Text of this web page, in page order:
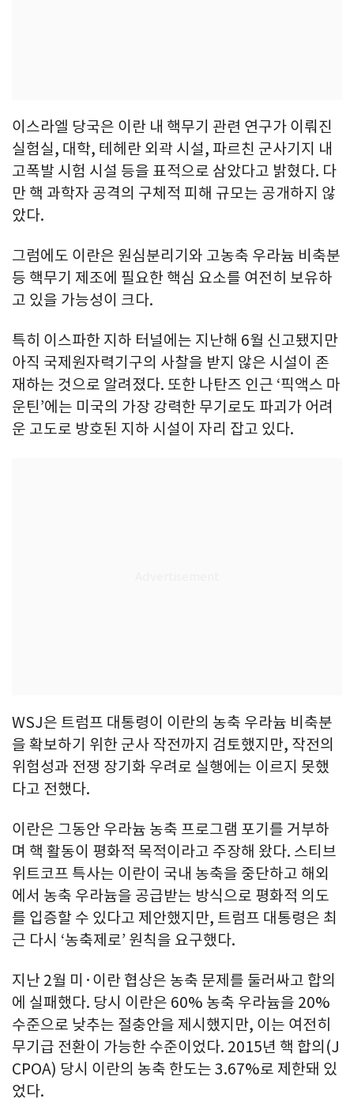
이스라엘 당국은 이란 내 핵무기 관련 연구가 이뤄진
실험실, 대학, 테헤란 외곽 시설, 파르친 군사기지 내
고폭발 시험 시설 등을 표적으로 삼았다고 밝혔다. 다
만 핵 과학자 공격의 구체적 피해 규모는 공개하지 않
았다.
그럼에도 이란은 원심분리기와 고농축 우라늄 비축분
등 핵무기 제조에 필요한 핵심 요소를 여전히 보유하
고 있을 가능성이 크다.
특히 이스파한 지하 터널에는 지난해 6월 신고됐지만
아직 국제원자력기구의 사찰을 받지 않은 시설이 존
재하는 것으로 알려졌다. 또한 나탄즈 인근 ‘픽액스 마
운틴’에는 미국의 가장 강력한 무기로도 파괴가 어려
운 고도로 방호된 지하 시설이 자리 잡고 있다.
WSJ은 트럼프 대통령이 이란의 농축 우라늄 비축분
을 확보하기 위한 군사 작전까지 검토했지만, 작전의
위험성과 전쟁 장기화 우려로 실행에는 이르지 못했
다고 전했다.
이란은 그동안 우라늄 농축 프로그램 포기를 거부하
며 핵 활동이 평화적 목적이라고 주장해 왔다. 스티브
위트코프 특사는 이란이 국내 농축을 중단하고 해외
에서 농축 우라늄을 공급받는 방식으로 평화적 의도
를 입증할 수 있다고 제안했지만, 트럼프 대통령은 최
근 다시 ‘농축제로’ 원칙을 요구했다.
지난 2월 미·이란 협상은 농축 문제를 둘러싸고 합의
에 실패했다. 당시 이란은 60% 농축 우라늄을 20%
수준으로 낮추는 절충안을 제시했지만, 이는 여전히
무기급 전환이 가능한 수준이었다. 2015년 핵 합의(J
CPOA) 당시 이란의 농축 한도는 3.67%로 제한돼 있
었다.